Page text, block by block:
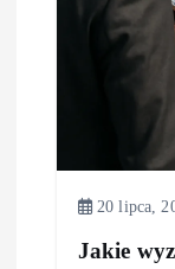
20 lipca,
Jakie